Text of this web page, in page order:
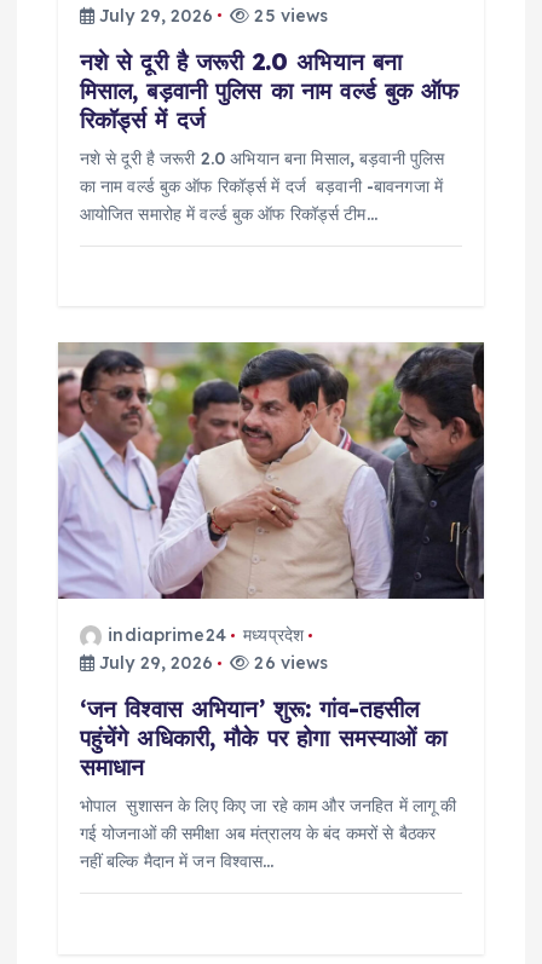
July 29, 2026
25 views
नशे से दूरी है जरूरी 2.0 अभियान बना
मिसाल, बड़वानी पुलिस का नाम वर्ल्ड बुक ऑफ
रिकॉर्ड्स में दर्ज
नशे से दूरी है जरूरी 2.0 अभियान बना मिसाल, बड़वानी पुलिस
का नाम वर्ल्ड बुक ऑफ रिकॉर्ड्स में दर्ज बड़वानी -बावनगजा में
आयोजित समारोह में वर्ल्ड बुक ऑफ रिकॉर्ड्स टीम…
indiaprime24
मध्यप्रदेश
July 29, 2026
26 views
‘जन विश्वास अभियान’ शुरू: गांव-तहसील
पहुंचेंगे अधिकारी, मौके पर होगा समस्याओं का
समाधान
भोपाल सुशासन के लिए किए जा रहे काम और जनहित में लागू की
गई योजनाओं की समीक्षा अब मंत्रालय के बंद कमरों से बैठकर
नहीं बल्कि मैदान में जन विश्वास…